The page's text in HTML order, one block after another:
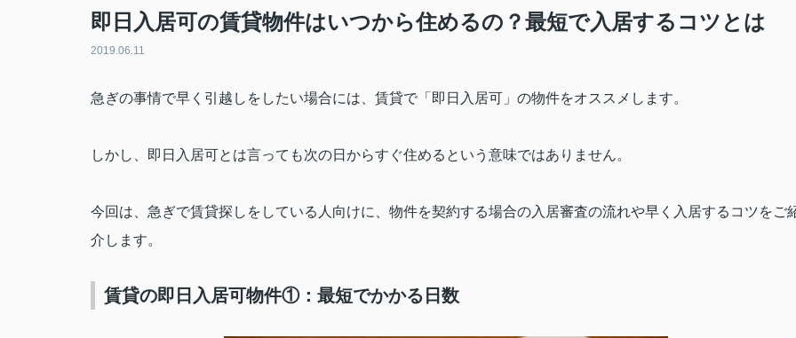
即日入居可の賃貸物件はいつから住めるの？最短で入居するコツとは
2019.06.11
急ぎの事情で早く引越しをしたい場合には、賃貸で「即日入居可」の物件をオススメします。
しかし、即日入居可とは言っても次の日からすぐ住めるという意味ではありません。
今回は、急ぎで賃貸探しをしている人向けに、物件を契約する場合の入居審査の流れや早く入居するコツをご
介します。
賃貸の即日入居可物件①：最短でかかる日数